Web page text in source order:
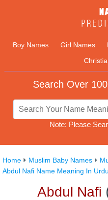
Boy Names Girl Names
Search Over
Note: Please
Home Muslim Baby Names
Abdul Nafi Name Meaning In Urdu
Abdul Nafi